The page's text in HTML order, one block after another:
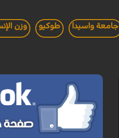
جامعة واسيدا طوكيو وزن